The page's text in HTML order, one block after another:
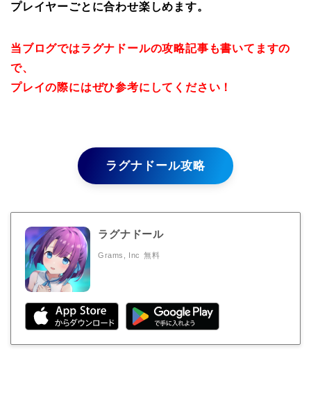
プレイヤーごとに合わせ楽しめます。
当ブログではラグナドールの攻略記事も書いてますの
で、
プレイの際にはぜひ参考にしてください！
ラグナドール攻略
ラグナドール
Grams, Inc 無料